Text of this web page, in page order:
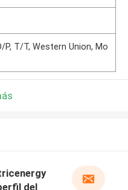
P, T/T, Western Union, Mo
del